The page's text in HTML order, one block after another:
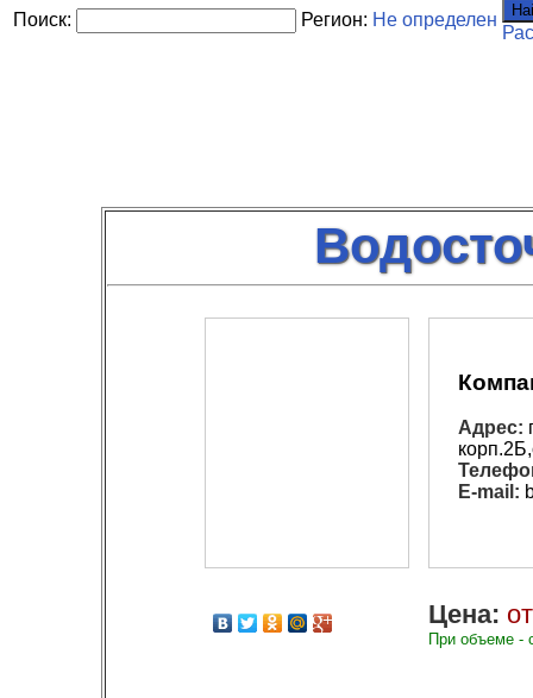
Поиск: Регион: Не определен
Адрес:
E-mail:
Цена:
При объеме -